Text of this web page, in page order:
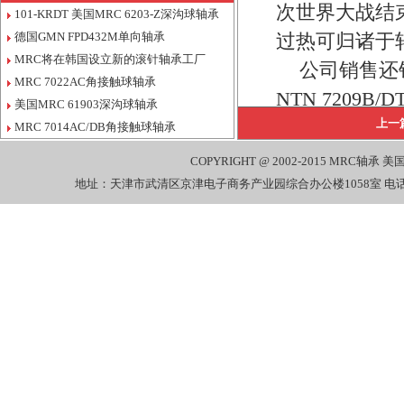
101-KRDT 美国MRC 6203-Z深沟球轴承
德国GMN FPD432M单向轴承
MRC将在韩国设立新的滚针轴承工厂
MRC 7022AC角接触球轴承
美国MRC 61903深沟球轴承
MRC 7014AC/DB角接触球轴承
次世界大战结
过热可归诸于
公司销售还
NTN 7209B/
承，NSK
承，KOYO
上一
COPYRIGHT @ 2002-2015 MRC轴承 美
地址：天津市武清区京津电子商务产业园综合办公楼1058室 电